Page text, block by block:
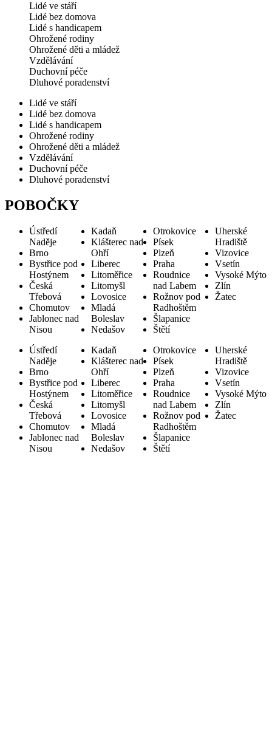
Lidé ve stáří
Lidé bez domova
Lidé s handicapem
Ohrožené rodiny
Ohrožené děti a mládež
Vzdělávání
Duchovní péče
Dluhové poradenství
Lidé ve stáří
Lidé bez domova
Lidé s handicapem
Ohrožené rodiny
Ohrožené děti a mládež
Vzdělávání
Duchovní péče
Dluhové poradenství
POBOČKY
Ústředí
Naděje
Brno
Bystřice pod
Hostýnem
Česká
Třebová
Chomutov
Jablonec nad
Nisou
Kadaň
Klášterec nad
Ohří
Liberec
Litoměřice
Litomyšl
Lovosice
Mladá
Boleslav
Nedašov
Otrokovice
Písek
Plzeň
Praha
Roudnice
nad Labem
Rožnov pod
Radhoštěm
Šlapanice
Štětí
Uherské
Hradiště
Vizovice
Vsetín
Vysoké Mýto
Zlín
Žatec
Ústředí
Naděje
Brno
Bystřice pod
Hostýnem
Česká
Třebová
Chomutov
Jablonec nad
Nisou
Kadaň
Klášterec nad
Ohří
Liberec
Litoměřice
Litomyšl
Lovosice
Mladá
Boleslav
Nedašov
Otrokovice
Písek
Plzeň
Praha
Roudnice
nad Labem
Rožnov pod
Radhoštěm
Šlapanice
Štětí
Uherské
Hradiště
Vizovice
Vsetín
Vysoké Mýto
Zlín
Žatec